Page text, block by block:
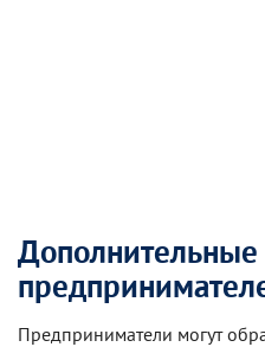
Дополнительные
Предприниматели могут